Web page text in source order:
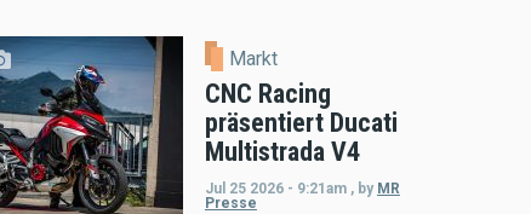
Markt
CNC Racing
präsentiert Ducati
Multistrada V4
Jul 25 2026 - 9:21am , by MR
Presse